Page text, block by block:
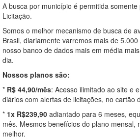
A busca por município é permitida
Licitação.
Somos o melhor mecanismo de busca de
Brasil, diariamente varremos mais de
nosso banco de dados mais em média
dia.
Nossos planos são:
* R$ 44,90/mês: Acesso ilimitado ao site e
diários com alertas de licitações, no cartão
* 1x R$239,90 adiantado para 6 meses,
mês. Mesmos benefícios do plano mensal,
melhor.